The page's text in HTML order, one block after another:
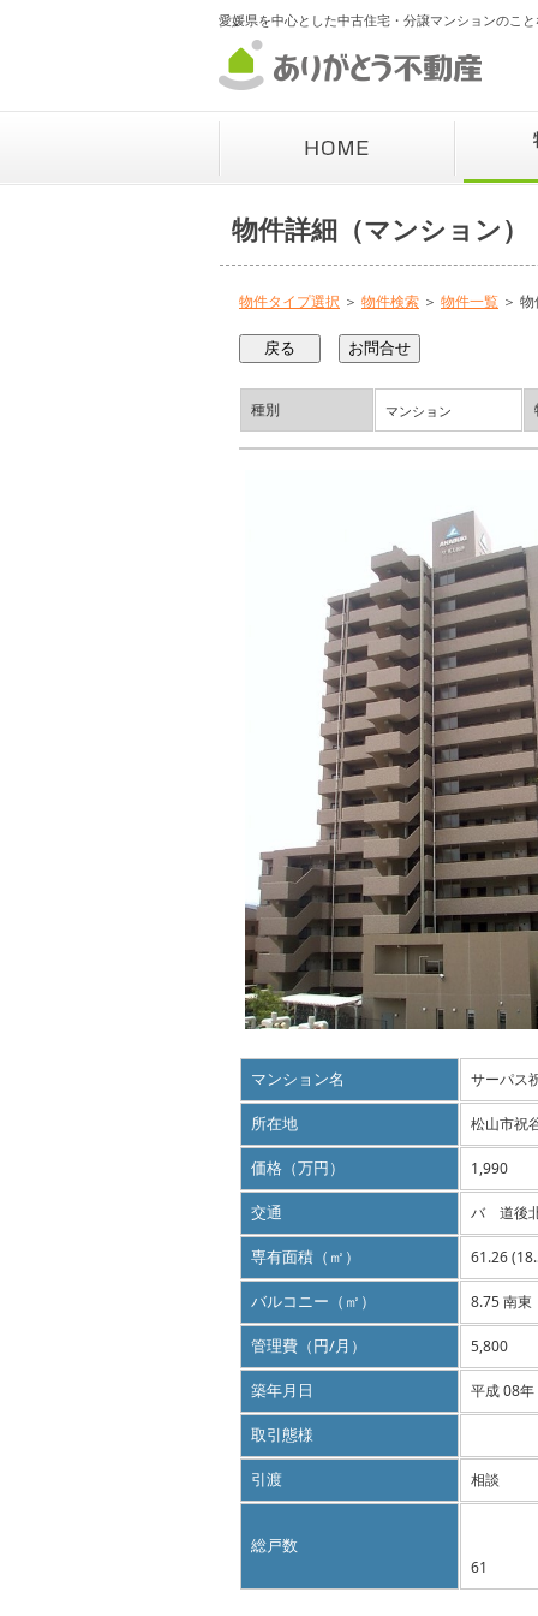
愛媛県を中心とした中古住宅・分譲マンションのこ
物件詳細（マンション）
物件タイプ選択 ＞ 物件検索 ＞ 物件一覧 ＞
種別 マンション
マンション名 サーパス
所在地 松山市祝
価格（万円） 1,990
交通 バ 道後
専有面積（㎡） 61.26
バルコニー（㎡） 8.75 南東
管理費（円/月） 5,800
築年月日 平成 08
取引態様
引渡 相談
総戸数
61